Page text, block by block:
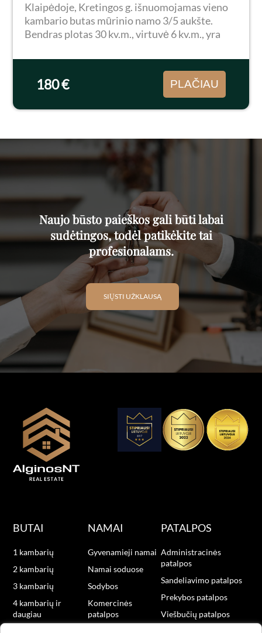
Klaipėdoje, Kretingos g. išnuomojamas vieno
kambario butas mūrinio namo 3/5 aukšte.
Bendras plotas 30 kv.m., virtuvė 6 kv.m., yra
laminatas, šarvo durys. Langai orientuoti į
180 € PLAČIAU
Naujo būsto paieškos gali būti labai
sudėtingos, todėl patikėkite tai
profesionalams.
SIŲSTI UŽKLAUSĄ
BUTAI
1 kambarių
2 kambarių
3 kambarių
4 kambarių ir
daugiau
NAMAI
Gyvenamieji namai
Namai soduose
Sodybos
Komercinės
patalpos
PATALPOS
Administracinės
patalpos
Sandeliavimo patalpos
Prekybos patalpos
Viešbučių patalpos